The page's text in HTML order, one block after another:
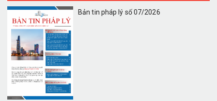
Bản tin pháp lý số 07/2026